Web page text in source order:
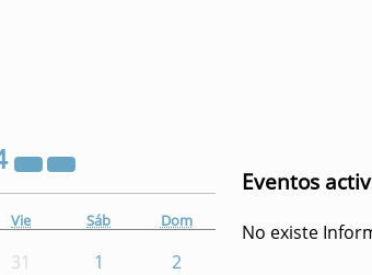
Vie Sáb Dom
31 1 2
Eventos
No existe